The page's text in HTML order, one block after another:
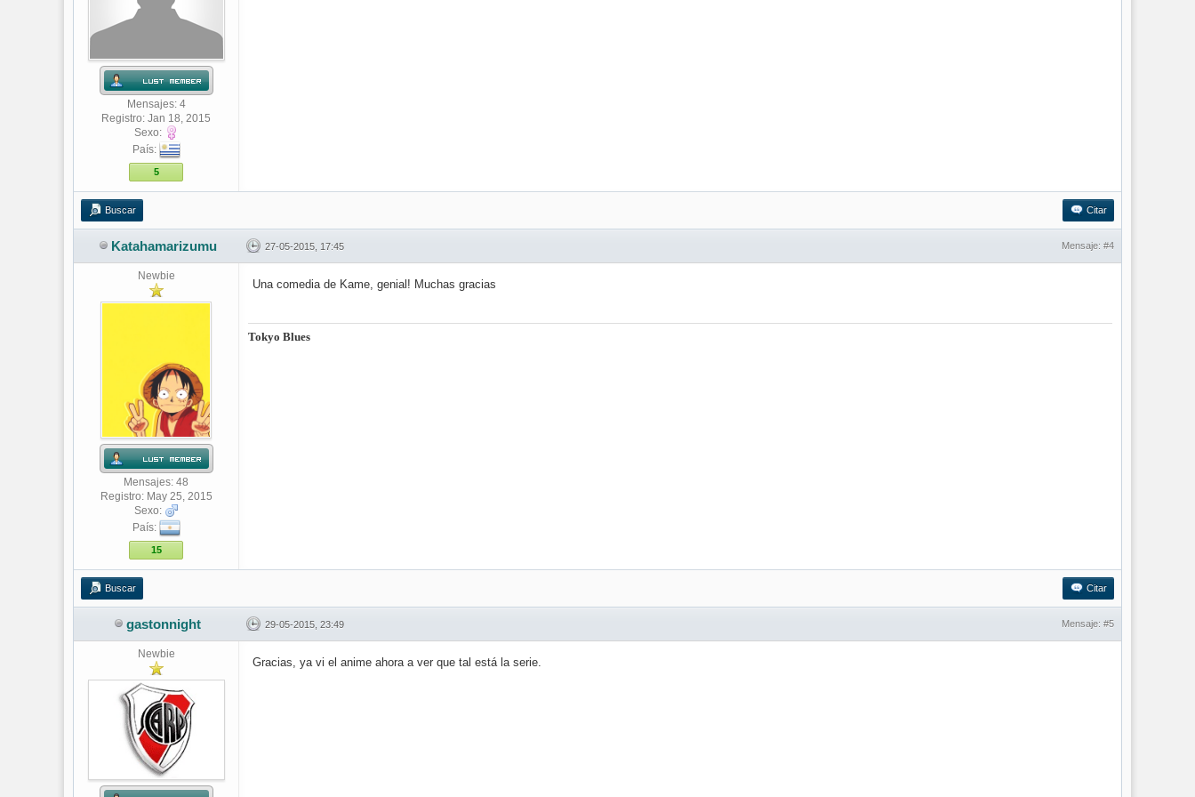
Mensajes: 4
Registro: Jan 18, 2015
Sexo:
País:
5
Buscar Citar
Katahamarizumu 27-05-2015, 17:45 Mensaje: #4
Newbie
Mensajes: 48
Registro: May 25, 2015
Sexo:
País:
15
Una comedia de Kame, genial! Muchas gracias
Tokyo Blues
Buscar Citar
gastonnight 29-05-2015, 23:49 Mensaje: #5
Newbie
Gracias, ya vi el anime ahora a ver que tal está la serie.